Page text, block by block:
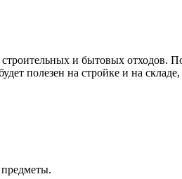
и бытовых отходов.
полезен на стройке и на